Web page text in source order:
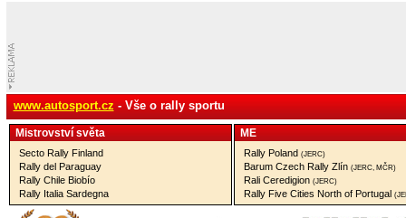
www.autosport.cz - Vše o rally sportu
Mistrovství­ světa
Secto Rally Finland
Rally del Paraguay
Rally Chile Biobío
Rally Italia Sardegna
ME
Rally Poland (JERC)
Barum Czech Rally Zlín (JERC, MČR)
Rali Ceredigion (JERC)
Rally Five Cities North of Portugal